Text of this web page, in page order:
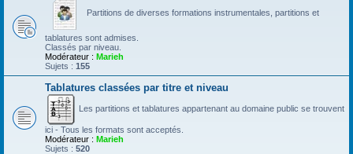
Partitions de diverses formations instrumentales, partitions et
tablatures sont admises.
Classés par niveau.
Modérateur : Marieh
Sujets : 155
Tablatures classées par titre et niveau
Les partitions et tablatures appartenant au domaine public se trouvent
ici - Tous les formats sont acceptés.
Modérateur : Marieh
Sujets : 520